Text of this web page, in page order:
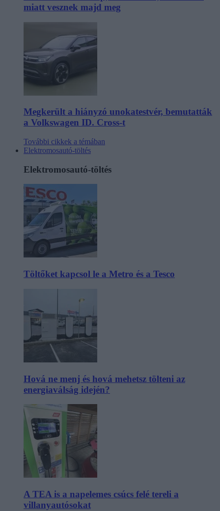
miatt vesznek majd meg
Megkerült a hiányzó unokatestvér, bemutatták
a Volkswagen ID. Cross-t
További cikkek a témában
Elektromosautó-töltés
Elektromosautó-töltés
Töltőket kapcsol le a Metro és a Tesco
Hová ne menj és hová mehetsz tölteni az
energiaválság idején?
A TEA is a napelemes csúcs felé tereli a
villanyautósokat